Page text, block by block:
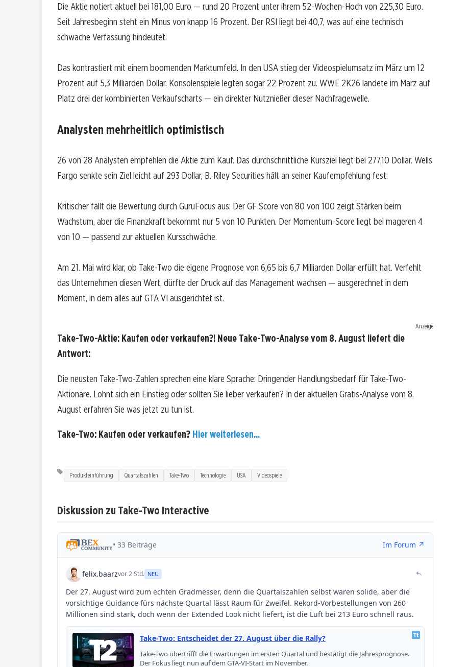
Die Aktie notiert aktuell bei 181,00 Euro — rund 20 Prozent unter ihrem 52-Wochen-Hoch von 225,30 Euro.
Seit Jahresbeginn steht ein Minus von knapp 16 Prozent. Der RSI liegt bei 40,7, was auf eine technisch
schwache Verfassung hindeutet.
Das kontrastiert mit einem boomenden Marktumfeld. In den USA stieg der Videospielumsatz im März um 12
Prozent auf 5,3 Milliarden Dollar. Konsolenspiele legten sogar 22 Prozent zu. WWE 2K26 landete im März auf
Platz drei der kombinierten Verkaufscharts — ein direkter Nutznießer dieser Nachfragewelle.
Analysten mehrheitlich optimistisch
26 von 28 Analysten empfehlen die Aktie zum Kauf. Das durchschnittliche Kursziel liegt bei 277,10 Dollar. Wells
Fargo senkte sein Ziel leicht auf 293 Dollar, B. Riley Securities hält an seiner Kaufempfehlung fest.
Kritischer fällt die Bewertung durch GuruFocus aus: Der GF Score von 80 von 100 zeigt Stärken beim
Wachstum, aber die Finanzkraft bekommt nur 5 von 10 Punkten. Der Momentum-Score liegt bei mageren 4
von 10 — passend zur aktuellen Kursschwäche.
Am 21. Mai wird klar, ob Take-Two die eigene Prognose von 6,65 bis 6,7 Milliarden Dollar erfüllt hat. Verfehlt
das Unternehmen diesen Wert, dürfte der Druck auf das Management wachsen — ausgerechnet in dem
Moment, in dem alles auf GTA VI ausgerichtet ist.
Anzeige
Take-Two-Aktie: Kaufen oder verkaufen?! Neue Take-Two-Analyse vom 8. August liefert die
Antwort:
Die neusten Take-Two-Zahlen sprechen eine klare Sprache: Dringender Handlungsbedarf für Take-Two-
Aktionäre. Lohnt sich ein Einstieg oder sollten Sie lieber verkaufen? In der aktuellen Gratis-Analyse vom 8.
August erfahren Sie was jetzt zu tun ist.
Take-Two: Kaufen oder verkaufen? Hier weiterlesen...
Produkteinführung Quartalszahlen Take-Two Technologie USA Videospiele
Diskussion zu Take-Two Interactive